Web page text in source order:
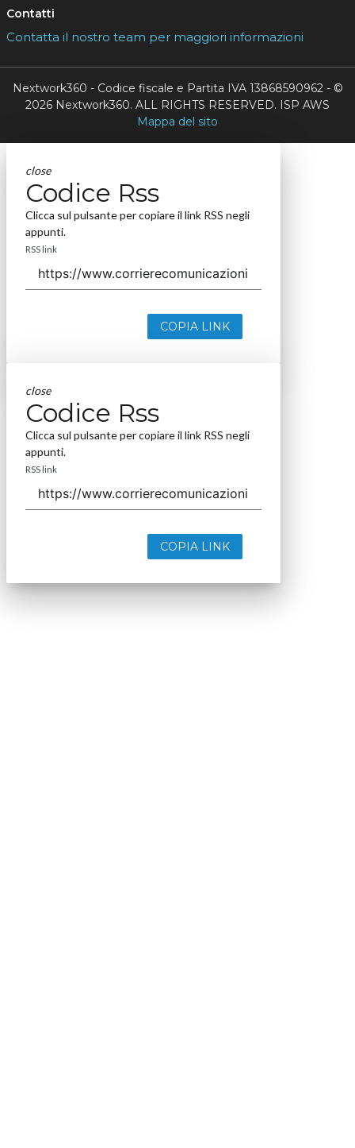
Contatti
Contatta il nostro team per maggiori informazioni
Nextwork360 - Codice fiscale e Partita IVA 13868590962 - ©
2026 Nextwork360. ALL RIGHTS RESERVED. ISP AWS
Mappa del sito
close
Codice Rss
Clicca sul pulsante per copiare il link RSS negli
appunti.
RSS link
COPIA LINK
close
Codice Rss
Clicca sul pulsante per copiare il link RSS negli
appunti.
RSS link
COPIA LINK